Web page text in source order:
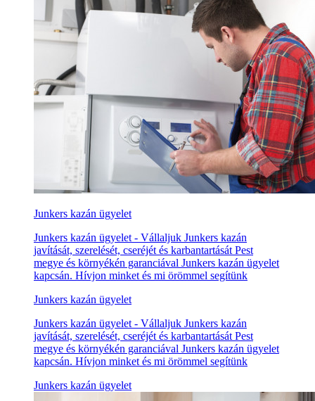
Junkers kazán ügyelet
Junkers kazán ügyelet - Vállaljuk Junkers kazán
javítását, szerelését, cseréjét és karbantartását Pest
megye és környékén garanciával Junkers kazán ügyelet
kapcsán. Hívjon minket és mi örömmel segítünk
Junkers kazán ügyelet
Junkers kazán ügyelet - Vállaljuk Junkers kazán
javítását, szerelését, cseréjét és karbantartását Pest
megye és környékén garanciával Junkers kazán ügyelet
kapcsán. Hívjon minket és mi örömmel segítünk
Junkers kazán ügyelet